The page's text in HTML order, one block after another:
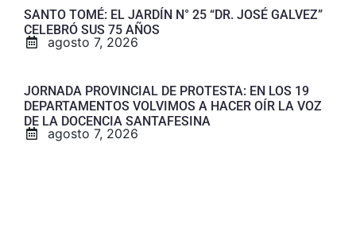
SANTO TOMÉ: EL JARDÍN N° 25 “DR. JOSÉ GALVEZ”
CELEBRÓ SUS 75 AÑOS
agosto 7, 2026
JORNADA PROVINCIAL DE PROTESTA: EN LOS 19
DEPARTAMENTOS VOLVIMOS A HACER OÍR LA VOZ
DE LA DOCENCIA SANTAFESINA
agosto 7, 2026